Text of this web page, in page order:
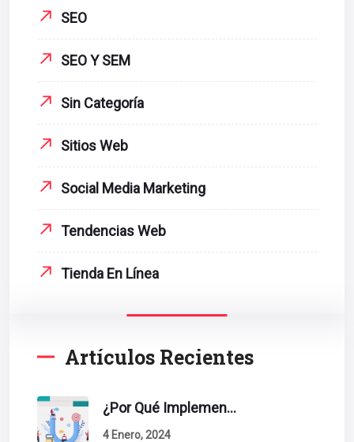
SEO
SEO Y SEM
Sin Categoría
Sitios Web
Social Media Marketing
Tendencias Web
Tienda En Línea
Artículos Recientes
¿Por Qué Implementar La Metodología Inbound Marketing En Tu Empresa?
4 Enero, 2024